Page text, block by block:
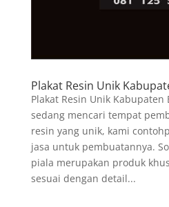
Plakat Resin Unik
Plakat Resin Unik Kabupaten
sedang mencari tempat
resin yang unik, kami
jasa untuk pembuatannya.
piala merupakan produk
sesuai dengan detail...